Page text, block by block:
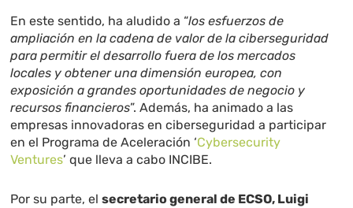
En este sentido, ha aludido a “los esfuerzos de
ampliación en la cadena de valor de la ciberseguridad
para permitir el desarrollo fuera de los mercados
locales y obtener una dimensión europea, con
exposición a grandes oportunidades de negocio y
recursos financieros”. Además, ha animado a las
empresas innovadoras en ciberseguridad a participar
en el Programa de Aceleración ‘Cybersecurity
Ventures’ que lleva a cabo INCIBE.
Por su parte, elsecretario general de ECSO, Luigi